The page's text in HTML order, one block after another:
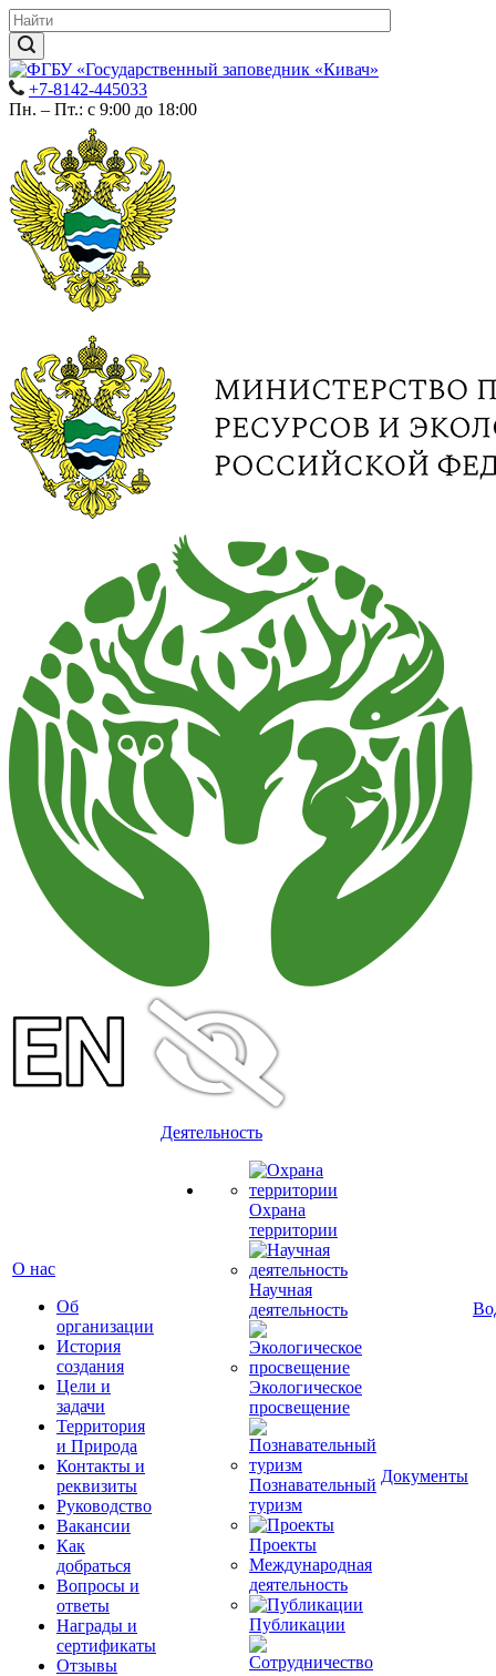
+7-8142-445033
Пн. – Пт.: с 9:00 до 18:00
О нас
Об
организации
История
создания
Цели и
задачи
Территория
и Природа
Контакты и
реквизиты
Руководство
Вакансии
Как
добраться
Вопросы и
ответы
Награды и
сертификаты
Отзывы
Деятельность
Охрана
территории
Научная
деятельность
Экологическое
просвещение
Познавательный
туризм
Проекты
Международная
деятельность
Публикации
Документы